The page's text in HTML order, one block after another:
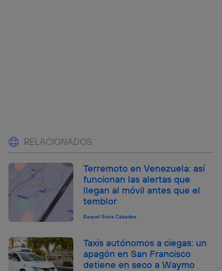
RELACIONADOS
Terremoto en Venezuela: así
funcionan las alertas que
llegan al móvil antes que el
temblor
Raquel Roca Cabades
Taxis autónomos a ciegas: un
apagón en San Francisco
detiene en seco a Waymo